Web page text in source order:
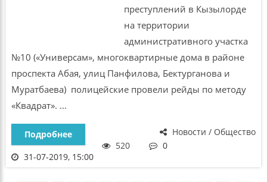
преступлений в Кызылорде
на территории
административного участка
№10 («Универсам», многоквартирные дома в районе
проспекта Абая, улиц Панфилова, Бектурганова и
Муратбаева) полицейские провели рейды по методу
«Квадрат». ...
Новости / Общество
Подробнее
520
0
31-07-2019, 15:00